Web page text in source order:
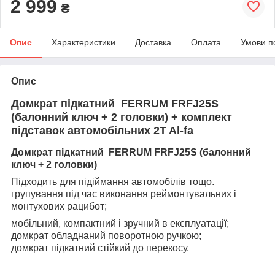
2 999 ₴
Опис Характеристики Доставка Оплата Умови
Опис
Домкрат підкатний FERRUM FRFJ25S
(балонний ключ + 2 головки) + комплект
підставок автомобільних 2T Al-fa
Домкрат підкатний FERRUM FRFJ25S (балонний
ключ + 2 головки)
Підходить для підіймання автомобілів тощо.
групування під час виконання реймонтувальних і
монтухових рацибот;
мобільний, компактний і зручний в експлуатації;
домкрат обладнаний поворотною ручкою;
домкрат підкатний стійкий до перекосу.